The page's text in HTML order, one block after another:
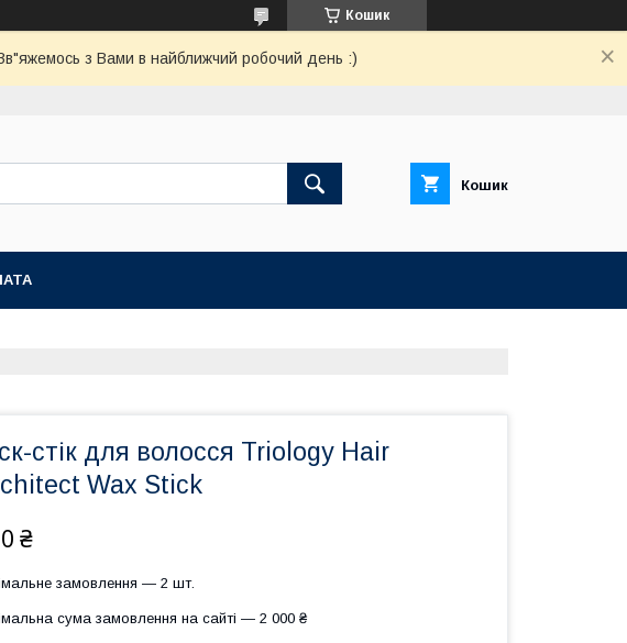
Кошик
з Вами в найближчий робочий день :)
Кошик
стік для волосся Triology Hair
Wax Stick
₴
замовлення — 2 шт.
сума замовлення на сайті — 2 000 ₴